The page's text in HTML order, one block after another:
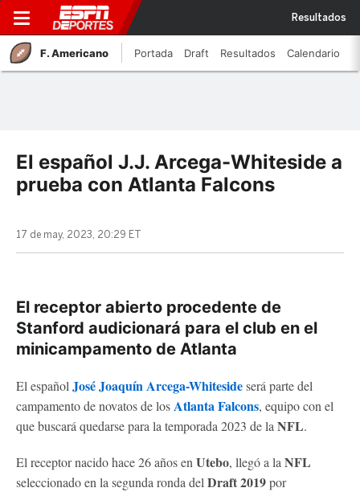
Resultados
F. Americano Portada Draft Resultados Calendario
El español J.J. Arcega-Whiteside a
prueba con Atlanta Falcons
17 de may, 2023, 20:29 ET
El receptor abierto procedente de
Stanford audicionará para el club en el
minicampamento de Atlanta
El español José Joaquín Arcega-Whitesideserá parte del
campamento de novatos de losAtlanta Falcons, equipo con el
que buscará quedarse para la temporada 2023 de la NFL.
El receptor nacido hace 26 años en Utebo, llegó a la NFL
seleccionado en la segunda ronda del Draft 2019por